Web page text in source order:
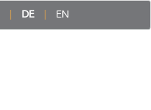
DE EN